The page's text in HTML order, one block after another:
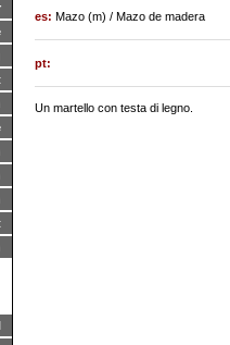
es: Mazo (m) / Mazo de madera
pt:
Un martello con testa di legno.